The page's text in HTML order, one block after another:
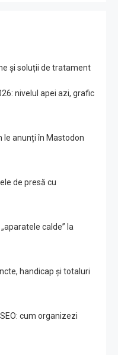
și soluții de tratament
nivelul apei azi, grafic
le anunți în Mastodon
de presă cu
calde” la
handicap și totaluri
cum organizezi